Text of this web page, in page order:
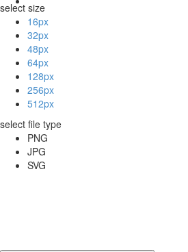
select size
16px
32px
48px
64px
128px
256px
512px
select file type
PNG
JPG
SVG